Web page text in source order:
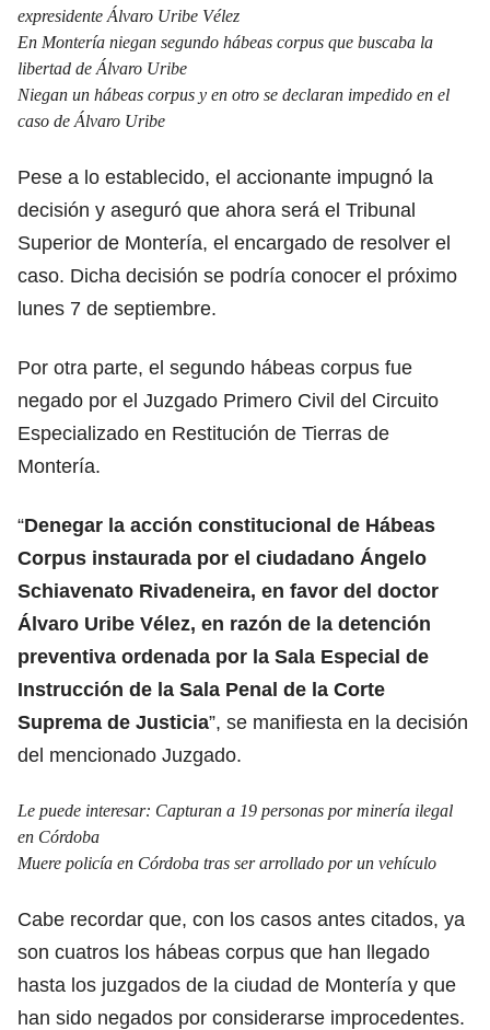
expresidente Álvaro Uribe Vélez
En Montería niegan segundo hábeas corpus que buscaba la
libertad de Álvaro Uribe
Niegan un hábeas corpus y en otro se declaran impedido en el
caso de Álvaro Uribe
Pese a lo establecido, el accionante impugnó la
decisión y aseguró que ahora será el Tribunal
Superior de Montería, el encargado de resolver el
caso. Dicha decisión se podría conocer el próximo
lunes 7 de septiembre.
Por otra parte, el segundo hábeas corpus fue
negado por el Juzgado Primero Civil del Circuito
Especializado en Restitución de Tierras de
Montería.
“Denegar la acción constitucional de Hábeas
Corpus instaurada por el ciudadano Ángelo
Schiavenato Rivadeneira, en favor del doctor
Álvaro Uribe Vélez, en razón de la detención
preventiva ordenada por la Sala Especial de
Instrucción de la Sala Penal de la Corte
Suprema de Justicia”, se manifiesta en la decisión
del mencionado Juzgado.
Le puede interesar: Capturan a 19 personas por minería ilegal
en Córdoba
Muere policía en Córdoba tras ser arrollado por un vehículo​​​​​​​
Cabe recordar que, con los casos antes citados, ya
son cuatros los hábeas corpus que han llegado
hasta los juzgados de la ciudad de Montería y que
han sido negados por considerarse improcedentes.